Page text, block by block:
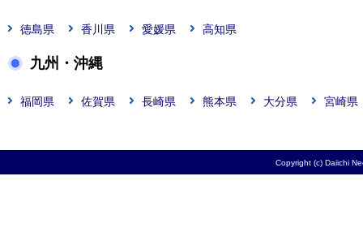
徳島県 香川県 愛媛県 高知県
九州・沖縄
福岡県 佐賀県 長崎県 熊本県 大分県 宮崎県
Copyright (c) Daiichi